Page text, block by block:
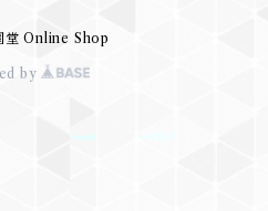
Online Shop
by